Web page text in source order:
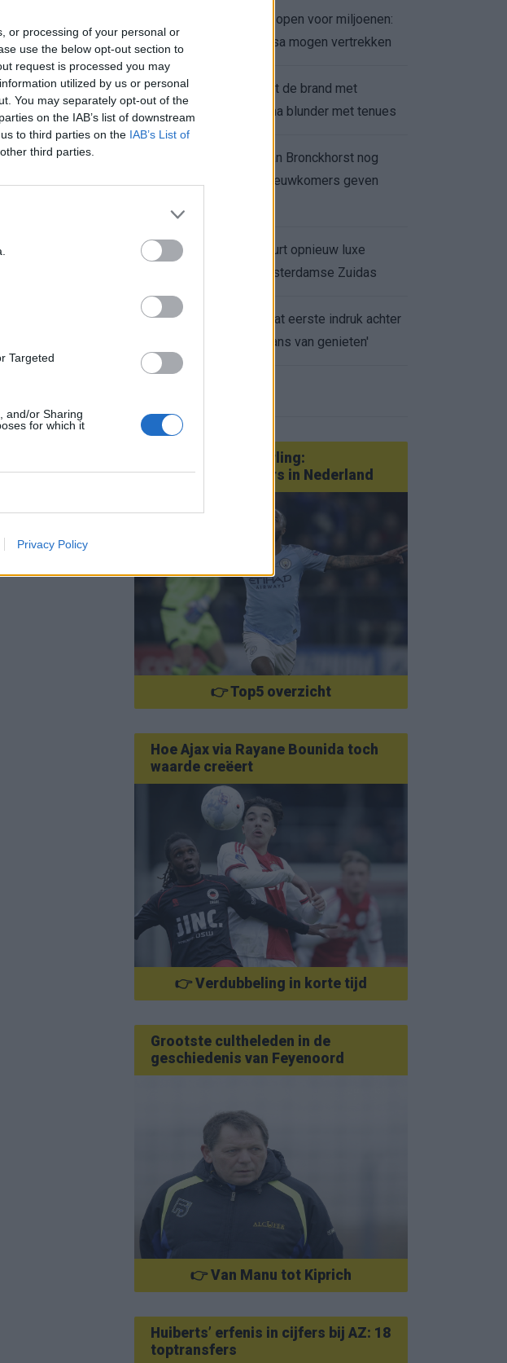
or processing of your personal or
use the below opt-out section to
request is processed you may
utilized by us or personal
You may separately opt-out of the
on the IAB’s list of downstream
to third parties on the IAB’s List of
third parties.
Targeted
and/or Sharing
for which it
Privacy Policy
16.
Feyenoord zet deur open voor miljoenen:
Ueda en Hadj Moussa mogen vertrekken
17.
Ajax helpt Burnley uit de brand met
afgeknipte sokken na blunder met tenues
Feyenoord onder Van Bronckhorst nog
altijd ongeslagen: nieuwkomers geven
19.
Hakim Ziyech verhuurt opnieuw luxe
appartement op Amsterdamse Zuidas
Marcos Leonardo laat eerste indruk achter
bij Ajax: 'Hier gaan fans van genieten'
Van Götze tot Sterling:
statementtransfers in Nederland
👉 Top5 overzicht
Hoe Ajax via Rayane Bounida toch
waarde creëert
👉 Verdubbeling in korte tijd
Grootste cultheleden in de
geschiedenis van Feyenoord
👉 Van Manu tot Kiprich
Huiberts’ erfenis in cijfers bij AZ: 18
toptransfers